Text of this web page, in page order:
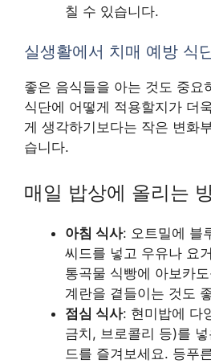
칠 수 있습니다.
실생활에서 치매 예방 식
좋은 음식들을 아는 것도 중요
식단에 어떻게 적용할지가 더
게 생각하기보다는 작은 변화
습니다.
매일 밥상에 올리는
아침 식사: 오트밀에 블
씨드를 넣고 우유나 요
통곡물 식빵에 아보카
계란을 곁들이는 것도
점심 식사: 현미밥에 다
금치, 브로콜리 등)를
드를 즐겨보세요. 등푸